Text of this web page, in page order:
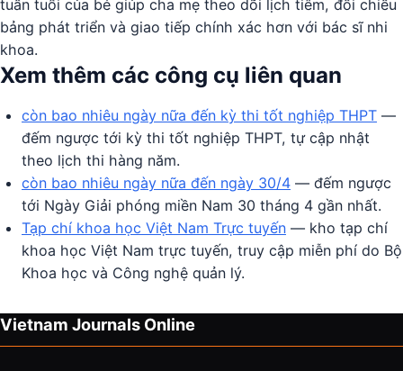
tuần tuổi của bé giúp cha mẹ theo dõi lịch tiêm, đối chiếu
bảng phát triển và giao tiếp chính xác hơn với bác sĩ nhi
khoa.
Xem thêm các công cụ liên quan
còn bao nhiêu ngày nữa đến kỳ thi tốt nghiệp THPT —
đếm ngược tới kỳ thi tốt nghiệp THPT, tự cập nhật
theo lịch thi hàng năm.
còn bao nhiêu ngày nữa đến ngày 30/4 — đếm ngược
tới Ngày Giải phóng miền Nam 30 tháng 4 gần nhất.
Tạp chí khoa học Việt Nam Trực tuyến — kho tạp chí
khoa học Việt Nam trực tuyến, truy cập miễn phí do Bộ
Khoa học và Công nghệ quản lý.
Vietnam Journals Online